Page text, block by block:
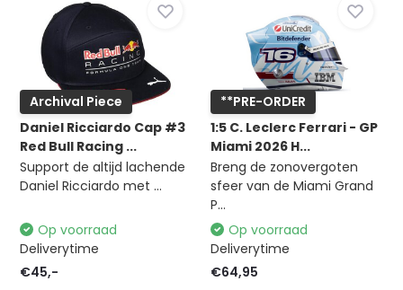
Archival Piece
Daniel Ricciardo Cap #3
Red Bull Racing ...
Support de altijd lachende
Daniel Ricciardo met ...
Op voorraad
Deliverytime
€45,-
**PRE-ORDER
1:5 C. Leclerc Ferrari - GP
Miami 2026 H...
Breng de zonovergoten
sfeer van de Miami Grand
P...
Op voorraad
Deliverytime
€64,95